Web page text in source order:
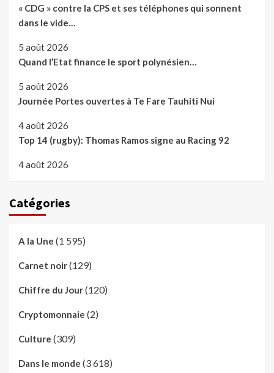
« CDG » contre la CPS et ses téléphones qui sonnent
dans le vide…
5 août 2026
Quand l’Etat finance le sport polynésien…
5 août 2026
Journée Portes ouvertes à Te Fare Tauhiti Nui
4 août 2026
Top 14 (rugby): Thomas Ramos signe au Racing 92
4 août 2026
Catégories
A la Une (1 595)
Carnet noir(129)
Chiffre du Jour(120)
Cryptomonnaie (2)
Culture (309)
Dans le monde (3 618)